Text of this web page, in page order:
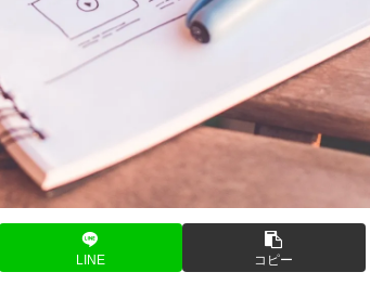
LINE コピー